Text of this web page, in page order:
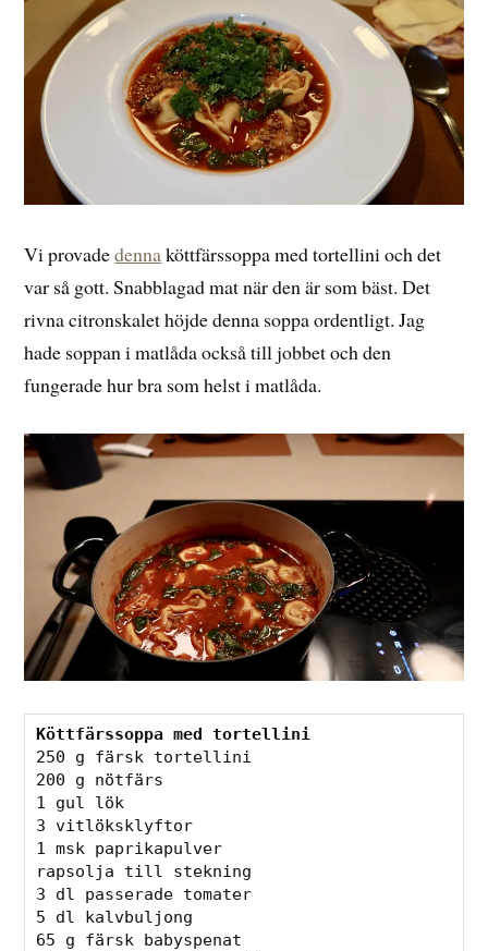
Vi provadedennaköttfärssoppa med tortellini och det
var så gott. Snabblagad mat när den är som bäst. Det
rivna citronskalet höjde denna soppa ordentligt. Jag
hade soppan i matlåda också till jobbet och den
fungerade hur bra som helst i matlåda.
Köttfärssoppa med tortellini
250 g färsk tortellini
200 g nötfärs
1 gul lök
3 vitlöksklyftor
1 msk paprikapulver
rapsolja till stekning
3 dl passerade tomater
5 dl kalvbuljong
65 g färsk babyspenat